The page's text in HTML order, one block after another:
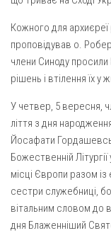
Кожного для
проповідував о.
члени Синоду
рішень і втілення їх у
У четвер, 5 вересня,
ліття з дня
Йосафати
Божественній
місці Європи разом
сестри служебниці,
вітальним словом до
дня Блаженніший